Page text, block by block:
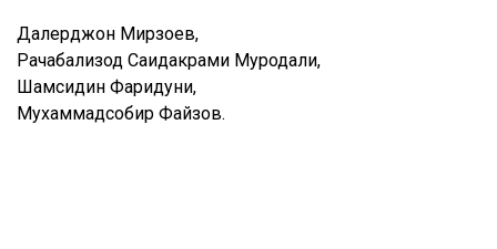
Далерджон Мирзоев,
Рачабализод Саидакрами Муродали,
Шамсидин Фаридуни,
Мухаммадсобир Файзов.